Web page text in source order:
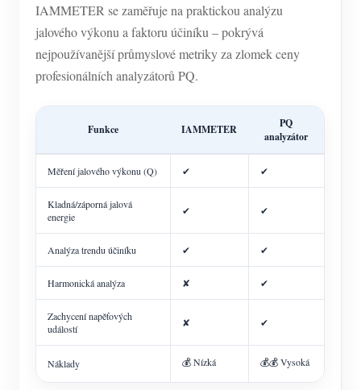
IAMMETER se zaměřuje na praktickou analýzu
jalového výkonu a faktoru účiníku – pokrývá
nejpoužívanější průmyslové metriky za zlomek ceny
profesionálních analyzátorů PQ.
Funkce IAMMETER
PQ
analyzátor
Měření jalového výkonu (Q) ✔ ✔
Kladná/záporná jalová
energie
✔ ✔
Analýza trendu účiníku ✔ ✔
Harmonická analýza ✘ ✔
Zachycení napěťových
událostí
✘ ✔
Náklady 💰 Nízká 💰💰 Vysoká